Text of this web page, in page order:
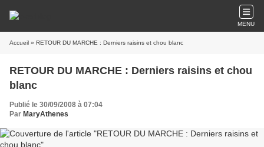
MENU
Accueil » RETOUR DU MARCHE : Derniers raisins et chou blanc
RETOUR DU MARCHE : Derniers raisins et chou
blanc
Publié le 30/09/2008 à 07:04
Par MaryAthenes